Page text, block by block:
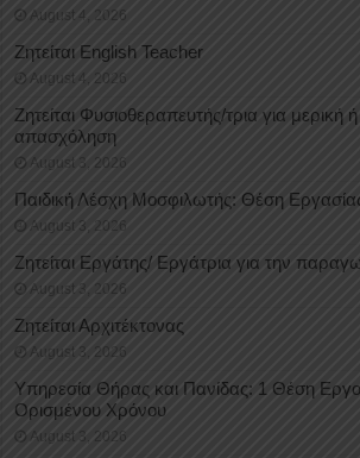
August 4, 2026
Ζητείται English Teacher
August 4, 2026
Ζητείται Φυσιοθεραπευτής/τρια για μερική
απασχόληση
August 3, 2026
Παιδική Λέσχη Μοσφιλωτής: Θέση
August 3, 2026
Ζητείται Εργάτης/ Εργάτρια για την
August 3, 2026
Ζητείται Αρχιτέκτονας
August 3, 2026
Υπηρεσία Θήρας και Πανίδας: 1 Θέση
Oρισμένου Xρόνου
August 3, 2026